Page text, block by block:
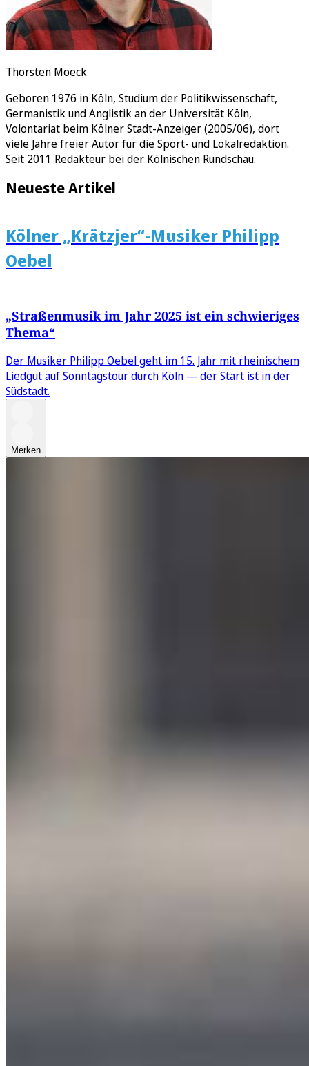
Thorsten Moeck
Geboren 1976 in Köln, Studium der Politikwissenschaft,
Germanistik und Anglistik an der Universität Köln,
Volontariat beim Kölner Stadt-Anzeiger (2005/06), dort
viele Jahre freier Autor für die Sport- und Lokalredaktion.
Seit 2011 Redakteur bei der Kölnischen Rundschau.
Neueste Artikel
Kölner „Krätzjer“-Musiker Philipp
Oebel
„Straßenmusik im Jahr 2025 ist ein schwieriges
Thema“
Der Musiker Philipp Oebel geht im 15. Jahr mit rheinischem
Liedgut auf Sonntagstour durch Köln — der Start ist in der
Südstadt.
Merken